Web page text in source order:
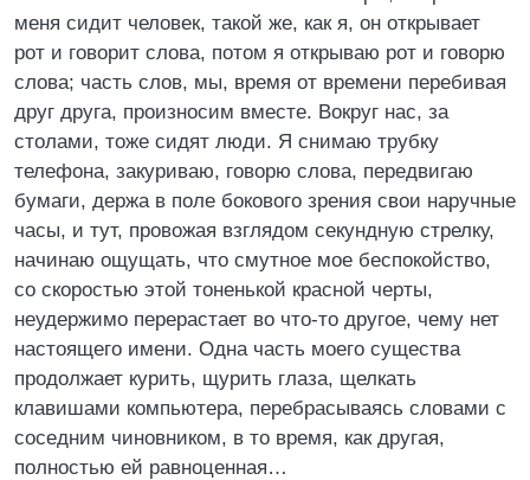
меня сидит человек, такой же, как я, он открывает
рот и говорит слова, потом я открываю рот и говорю
слова; часть слов, мы, время от времени перебивая
друг друга, произносим вместе. Вокруг нас, за
столами, тоже сидят люди. Я снимаю трубку
телефона, закуриваю, говорю слова, передвигаю
бумаги, держа в поле бокового зрения свои наручные
часы, и тут, провожая взглядом секундную стрелку,
начинаю ощущать, что смутное мое беспокойство,
со скоростью этой тоненькой красной черты,
неудержимо перерастает во что-то другое, чему нет
настоящего имени. Одна часть моего существа
продолжает курить, щурить глаза, щелкать
клавишами компьютера, перебрасываясь словами с
соседним чиновником, в то время, как другая,
полностью ей равноценная…